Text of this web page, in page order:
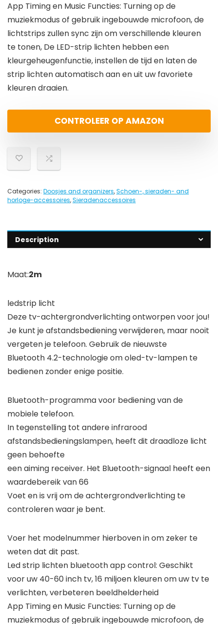
App Timing en Music Functies: Turning op de
muziekmodus of gebruik ingebouwde microfoon, de
lichtstrips zullen sync zijn om verschillende kleuren
te tonen, De LED-strip lichten hebben een
kleurgeheugenfunctie, instellen de tijd en laten de
strip lichten automatisch aan en uit uw favoriete
kleuren draaien.
CONTROLEER OP AMAZON
Categories: Doosjes and organizers,Schoen-, sieraden- and
horloge-accessoires,Sieradenaccessoires
Description
Maat:2m
ledstrip licht
Deze tv-achtergrondverlichting ontworpen voor jou!
Je kunt je afstandsbediening verwijderen, maar nooit
vergeten je telefoon. Gebruik de nieuwste
Bluetooth 4.2-technologie om oled-tv-lampen te
bedienen zonder enige positie.
Bluetooth-programma voor bediening van de
mobiele telefoon.
In tegenstelling tot andere infrarood
afstandsbedieningslampen, heeft dit draadloze licht
geen behoefte
een aiming receiver. Het Bluetooth-signaal heeft een
waardebereik van 66
Voet en is vrij om de achtergrondverlichting te
controleren waar je bent.
Voer het modelnummer hierboven in om zeker te
weten dat dit past.
Led strip lichten bluetooth app control: Geschikt
voor uw 40-60 inch tv, 16 miljoen kleuren om uw tv te
verlichten, verbeteren beeldhelderheid
App Timing en Music Functies: Turning op de
muziekmodus of gebruik ingebouwde microfoon, de